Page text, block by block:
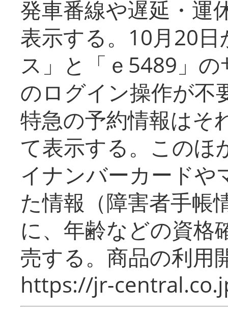
発車番線や遅延・運
表示する。10月20
ス」と「ｅ5489」
のログイン操作が不
特急の予約情報はそ
て表示する。このほ
イナンバーカードや
た情報（障害者手帳
に、年齢などの資格
売する。商品の利用
https://jr-